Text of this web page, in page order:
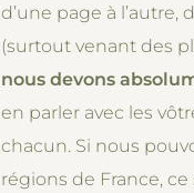
d’une page à
(surtout venant des
nous devons
en parler avec les
chacun. Si nous
régions de France,